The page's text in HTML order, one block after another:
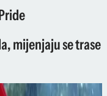
mijenjaju se trase